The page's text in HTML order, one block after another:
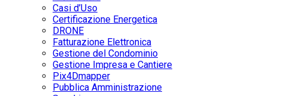
Casi d’Uso
Certificazione Energetica
DRONE
Fatturazione Elettronica
Gestione del Condominio
Gestione Impresa e Cantiere
Pix4Dmapper
Pubblica Amministrazione